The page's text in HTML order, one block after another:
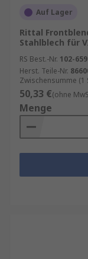
Auf Lager
Rittal
Stahlblech für
RS Best.-Nr. 102-659
Herst. Teile-Nr.
Zwischensumme (1
50,33 €(ohne
Menge